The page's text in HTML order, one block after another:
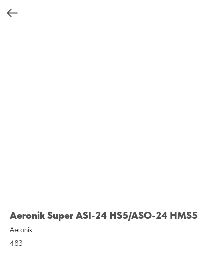
Aeronik Super ASI-24 HS5/ASO-24 HMS5
Aeronik
483